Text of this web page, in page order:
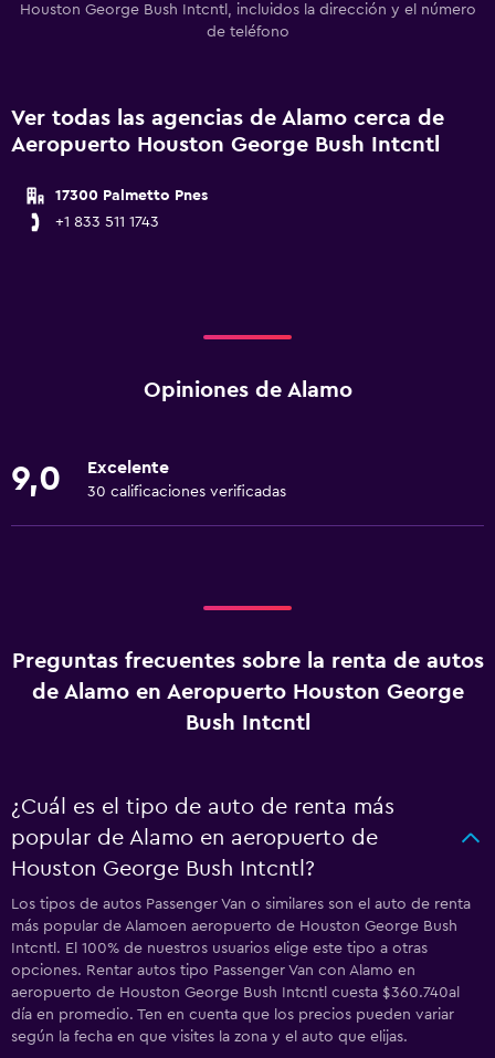
Houston George Bush Intcntl, incluidos la dirección y el número
de teléfono
Ver todas las agencias de Alamo cerca de
Aeropuerto Houston George Bush Intcntl
17300 Palmetto Pnes
+1 833 511 1743
Opiniones de Alamo
9,0 Excelente
30 calificaciones verificadas
Preguntas frecuentes sobre la renta de autos
de Alamo en Aeropuerto Houston George
Bush Intcntl
¿Cuál es el tipo de auto de renta más
popular de Alamo en aeropuerto de
Houston George Bush Intcntl?
Los tipos de autos Passenger Van o similares son el auto de renta
más popular de Alamoen aeropuerto de Houston George Bush
Intcntl. El 100% de nuestros usuarios elige este tipo a otras
opciones. Rentar autos tipo Passenger Van con Alamo en
aeropuerto de Houston George Bush Intcntl cuesta $360.740al
día en promedio. Ten en cuenta que los precios pueden variar
según la fecha en que visites la zona y el auto que elijas.